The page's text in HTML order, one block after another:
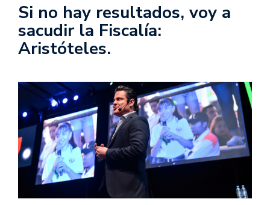
Si no hay resultados, voy a
sacudir la Fiscalía:
Aristóteles.